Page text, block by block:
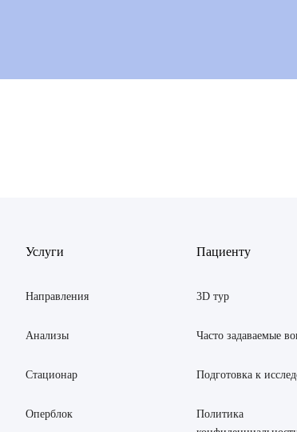
Услуги
Направления
Анализы
Стационар
Оперблок
Пациенту
3D тур
Часто задаваемые
Подготовка к
Политика
Батяева Екатерина Анатольевна
Билер Янина Ариановна
Богаевская Марина Викторовна